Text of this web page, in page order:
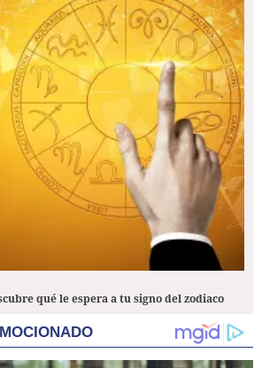
qué le espera a tu signo del zodiaco